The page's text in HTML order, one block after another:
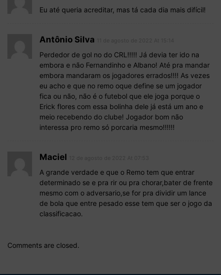
Eu até queria acreditar, mas tá cada dia mais difícil!
Antônio Silva
Perdedor de gol no do CRL!!!!! Já devia ter ido na
embora e não Fernandinho e Albano! Até pra mandar
embora mandaram os jogadores errados!!!! As vezes
eu acho e que no remo oque define se um jogador
fica ou não, não é o futebol que ele joga porque o
Erick flores com essa bolinha dele já está um ano e
meio recebendo do clube! Jogador bom não
interessa pro remo só porcaria mesmo!!!!!!
Maciel
A grande verdade e que o Remo tem que entrar
determinado se e pra rir ou pra chorar,bater de frente
mesmo com o adversario,se for pra dividir um lance
de bola que entre pesado esse tem que ser o jogo da
classificacao.
Comments are closed.